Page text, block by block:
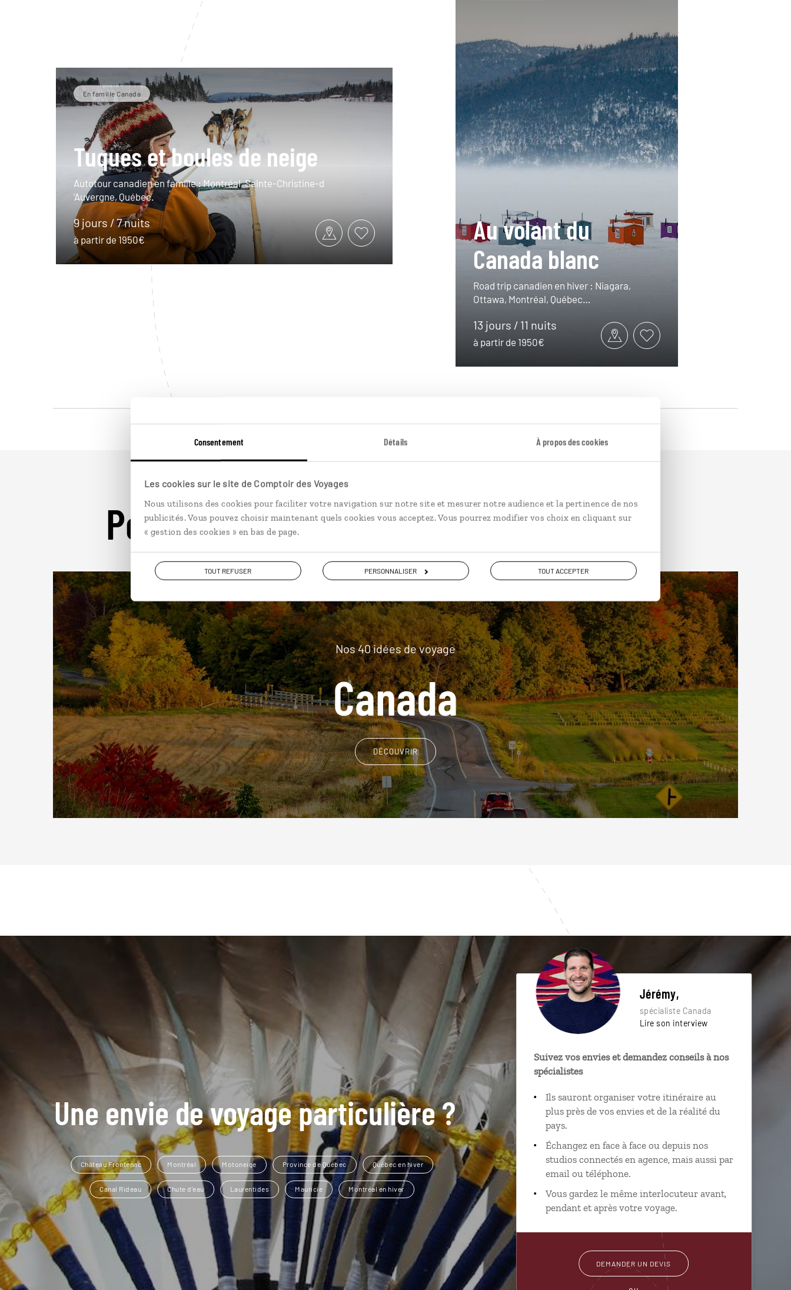
Consentement Détails À propos des cookies
Les cookies sur le site de Comptoir des Voyages
Nous utilisons des cookies pour faciliter votre navigation sur notre site et mesurer notre audience et la pertinence de nos
publicités. Vous pouvez choisir maintenant quels cookies vous acceptez. Vous pourrez modifier vos choix en cliquant sur
« gestion des cookies » en bas de page.
TOUT REFUSER PERSONNALISER TOUT ACCEPTER
En famille Canada
Tuques et boules de neige
Autotour canadien en famille : Montréal, Sainte-Christine-d
’Auvergne, Québec.
9 jours / 7 nuits
à partir de 1950€
Au volant du
Canada blanc
Road trip canadien en hiver : Niagara,
Ottawa, Montréal, Québec…
13 jours / 11 nuits
à partir de 1950€
Pour aller plus loin
Nos 40 idées de voyage
Canada
DÉCOUVRIR
Une envie de voyage particulière ?
Château Frontenac Montréal Motoneige Province de Québec Québec en hiver
Canal Rideau Chute d'eau Laurentides Mauricie Montréal en hiver
Jérémy,
spécialiste Canada
Lire son interview
Suivez vos envies et demandez conseils à nos
spécialistes
Ils sauront organiser votre itinéraire au
plus près de vos envies et de la réalité du
pays.
Échangez en face à face ou depuis nos
studios connectés en agence, mais aussi par
email ou téléphone.
Vous gardez le même interlocuteur avant,
pendant et après votre voyage.
DEMANDER UN DEVIS